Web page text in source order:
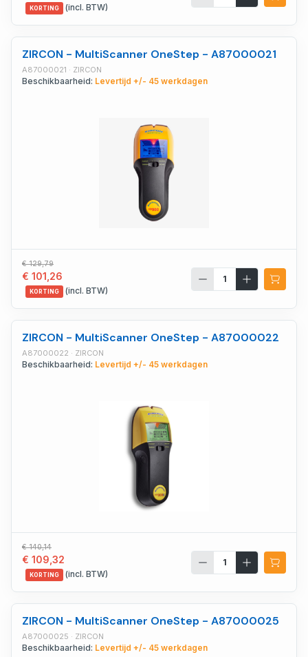
KORTING (incl. BTW)
ZIRCON - MultiScanner OneStep - A87000021
A87000021 · ZIRCON
Beschikbaarheid: Levertijd +/- 45 werkdagen
€ 129,79
€ 101,26
KORTING (incl. BTW)
ZIRCON - MultiScanner OneStep - A87000022
A87000022 · ZIRCON
Beschikbaarheid: Levertijd +/- 45 werkdagen
€ 140,14
€ 109,32
KORTING (incl. BTW)
ZIRCON - MultiScanner OneStep - A87000025
A87000025 · ZIRCON
Beschikbaarheid: Levertijd +/- 45 werkdagen